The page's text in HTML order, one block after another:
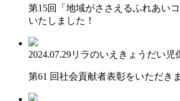
第15回「地域がささえるふれあい
いたしました！
2024.07.29リラのいえ きょうだい児
第61 回社会貢献者表彰をいただき